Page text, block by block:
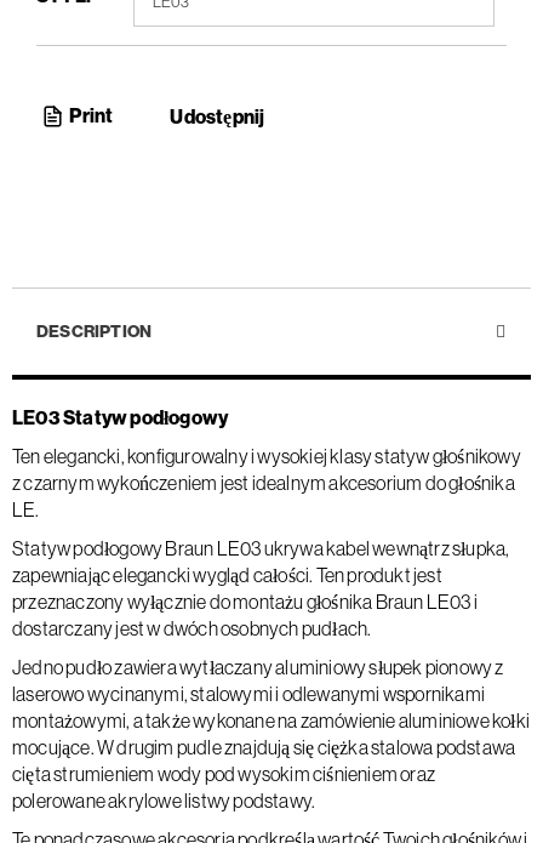
Print Udostępnij
DESCRIPTION
LE03 Statyw podłogowy
Ten elegancki, konfigurowalny i wysokiej klasy statyw głośnikowy
z czarnym wykończeniem jest idealnym akcesorium do głośnika
LE.
Statyw podłogowy Braun LE03 ukrywa kabel wewnątrz słupka,
zapewniając elegancki wygląd całości. Ten produkt jest
przeznaczony wyłącznie do montażu głośnika Braun LE03 i
dostarczany jest w dwóch osobnych pudłach.
Jedno pudło zawiera wytłaczany aluminiowy słupek pionowy z
laserowo wycinanymi, stalowymi i odlewanymi wspornikami
montażowymi, a także wykonane na zamówienie aluminiowe kołki
mocujące. W drugim pudle znajdują się ciężka stalowa podstawa
cięta strumieniem wody pod wysokim ciśnieniem oraz
polerowane akrylowe listwy podstawy.